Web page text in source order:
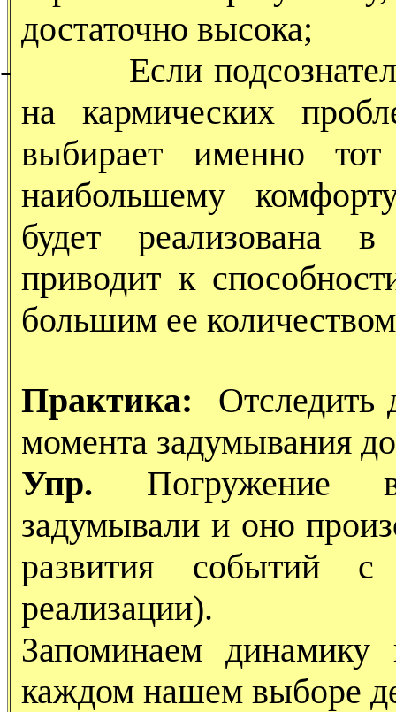
достаточно высока;
-
Если
на кармических
выбирает именно
наибольшему
будет реализована
приводит к
большим ее
Практика: Отследить
момента задумывания
Упр. Погружение в
задумывали и оно
развития событий
реализации).
Запоминаем
каждом нашем выборе